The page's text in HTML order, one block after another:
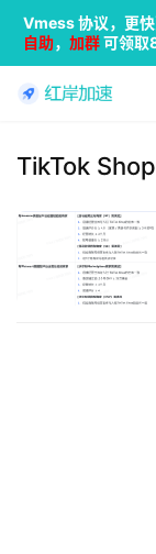
TikTok Shop
Vmess 协议，更快
自助， 加群可领取